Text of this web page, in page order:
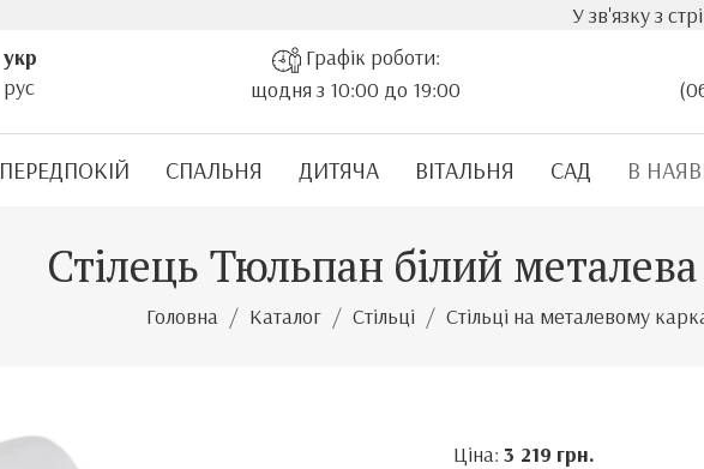
У зв'язку з стрімким
укр
рус
Графік роботи:
щодня з 10:00 до 19:00
ПЕРЕДПОКІЙ СПАЛЬНЯ ДИТЯЧА ВІТАЛЬНЯ САД В
Стілець Тюльпан білий
Головна Каталог Стільці Стільці на металевому
Ціна: 3 219 грн.